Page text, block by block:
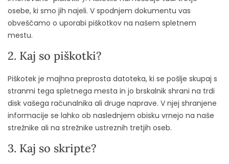
osebe, ki smo jih najeli. V spodnjem dokumentu vas
obveščamo o uporabi piškotkov na našem spletnem
mestu.
2. Kaj so piškotki?
Piškotek je majhna preprosta datoteka, ki se pošlje skupaj s
stranmi tega spletnega mesta in jo brskalnik shrani na trdi
disk vašega računalnika ali druge naprave. V njej shranjene
informacije se lahko ob naslednjem obisku vrnejo na naše
strežnike ali na strežnike ustreznih tretjih oseb.
3. Kaj so skripte?